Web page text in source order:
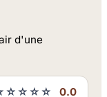
d'une
0.0